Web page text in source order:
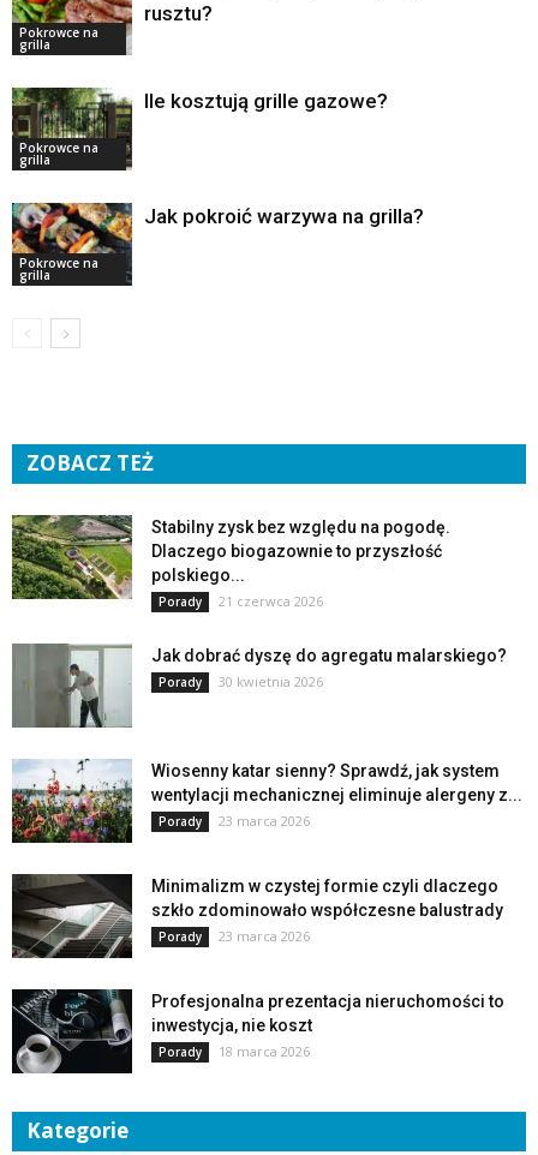
Pokrowce na
grilla
rusztu?
Pokrowce na
grilla
Ile kosztują grille gazowe?
Pokrowce na
grilla
Jak pokroić warzywa na grilla?
ZOBACZ TEŻ
Stabilny zysk bez względu na pogodę.
Dlaczego biogazownie to przyszłość
polskiego...
Porady 21 czerwca 2026
Jak dobrać dyszę do agregatu malarskiego?
Porady 30 kwietnia 2026
Wiosenny katar sienny? Sprawdź, jak system
wentylacji mechanicznej eliminuje alergeny z...
Porady 23 marca 2026
Minimalizm w czystej formie czyli dlaczego
szkło zdominowało współczesne balustrady
Porady 23 marca 2026
Profesjonalna prezentacja nieruchomości to
inwestycja, nie koszt
Porady 18 marca 2026
Kategorie